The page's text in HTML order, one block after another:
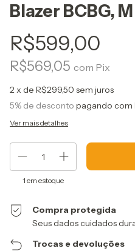
Blazer BCBG, M
R$599,00
R$569,05 com Pix
2x de R$299,50 sem juros
5% de desconto pagando com
Ver mais detalhes
1 em estoque
Compra protegida
Seus dados cuidados
Trocas e devoluções